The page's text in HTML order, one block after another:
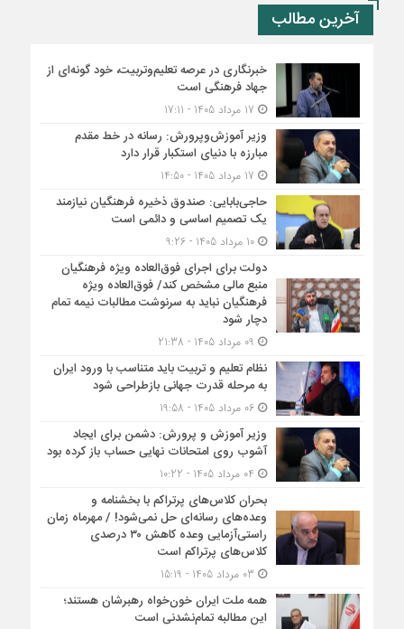
آخرین مطالب
خبرنگاری در عرصه تعلیم‌وتربیت، خود گونه‌ای از
جهاد فرهنگی است
وزیر آموزش‌وپرورش: رسانه در خط مقدم
مبارزه با دنیای استکبار قرار دارد
حاجی‌بابایی: صندوق ذخیره فرهنگیان نیازمند
یک تصمیم اساسی و دائمی است
10 مرداد 1405 - 9:26
دولت برای اجرای فوق‌العاده ویژه فرهنگیان
منبع مالی مشخص کند/ فوق‌العاده ویژه
فرهنگیان نباید به سرنوشت مطالبات نیمه‌ تمام
دچار شود
نظام تعلیم و تربیت باید متناسب با ورود ایران
به مرحله قدرت جهانی بازطراحی شود
06 مرداد 1405 - 19:58
وزیر آموزش و پرورش: دشمن برای ایجاد
آشوب روی امتحانات نهایی حساب باز کرده بود
بحران کلاس‌های پرتراکم با بخشنامه و
وعده‌های رسانه‌ای حل نمی‌شود! / مهرماه زمان
راستی‌آزمایی وعده کاهش ۳۰ درصدی
کلاس‌های پرتراکم است
همه ملت ایران خون‌خواه رهبرشان هستند؛
این مطالبه تمام‌نشدنی است